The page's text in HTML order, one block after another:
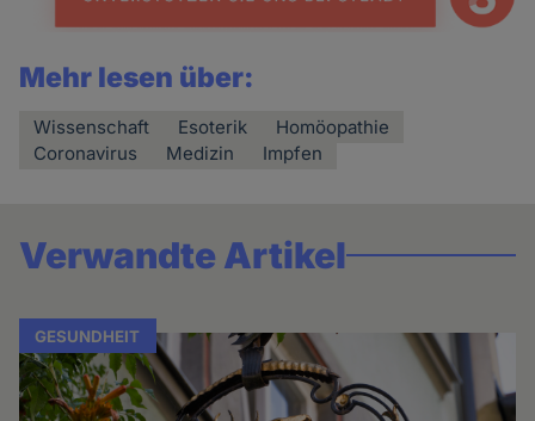
Mehr lesen über:
Wissenschaft Esoterik
Homöopathie
Coronavirus
Medizin Impfen
Verwandte Artikel
GESUNDHEIT